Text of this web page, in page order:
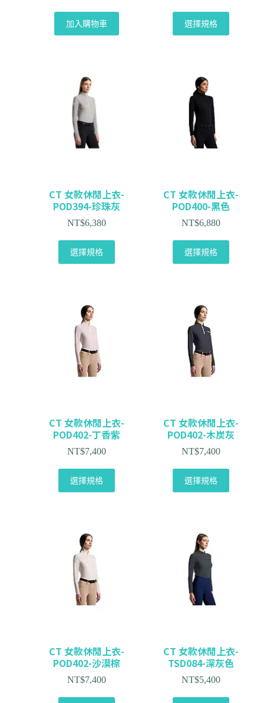
加入購物車 選擇規格
CT 女款休閒上衣-
POD394-珍珠灰
NT$6,380
選擇規格
CT 女款休閒上衣-
POD400-黑色
NT$6,880
選擇規格
CT 女款休閒上衣-
POD402-丁香紫
NT$7,400
選擇規格
CT 女款休閒上衣-
POD402-木炭灰
NT$7,400
選擇規格
CT 女款休閒上衣-
POD402-沙漠棕
NT$7,400
CT 女款休閒上衣-
TSD084-深灰色
NT$5,400